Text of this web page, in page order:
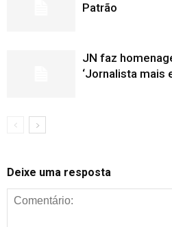
Patrão
JN faz
‘Jornalista mais
Deixe uma resposta